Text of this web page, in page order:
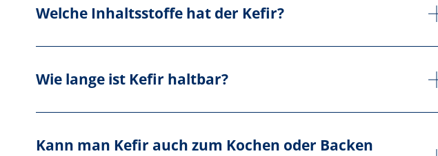
Welche Inhaltsstoffe hat der Kefir?
Wie lange ist Kefir haltbar?
Kann man Kefir auch zum Kochen oder Backen